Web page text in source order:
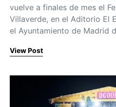
vuelve a finales de mes el
Villaverde, en el Aditorio El
el Ayuntamiento de Madrid
View Post